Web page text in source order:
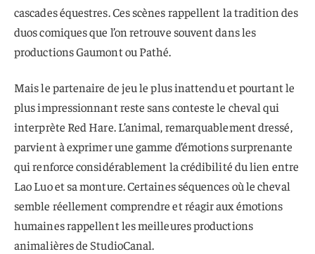
cascades équestres. Ces scènes rappellent la tradition des
duos comiques que l’on retrouve souvent dans les
productions Gaumont ou Pathé.
Mais le partenaire de jeu le plus inattendu et pourtant le
plus impressionnant reste sans conteste le cheval qui
interprète Red Hare. L’animal, remarquablement dressé,
parvient à exprimer une gamme d’émotions surprenante
qui renforce considérablement la crédibilité du lien entre
Lao Luo et sa monture. Certaines séquences où le cheval
semble réellement comprendre et réagir aux émotions
humaines rappellent les meilleures productions
animalières de StudioCanal.